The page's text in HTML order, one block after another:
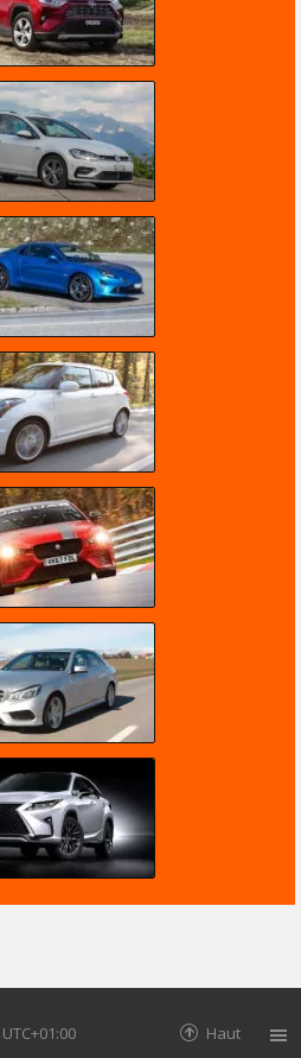
UTC+01:00 Haut